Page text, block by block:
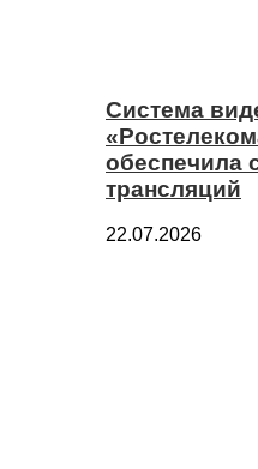
Система
обеспечила
трансляций
22.07.2026